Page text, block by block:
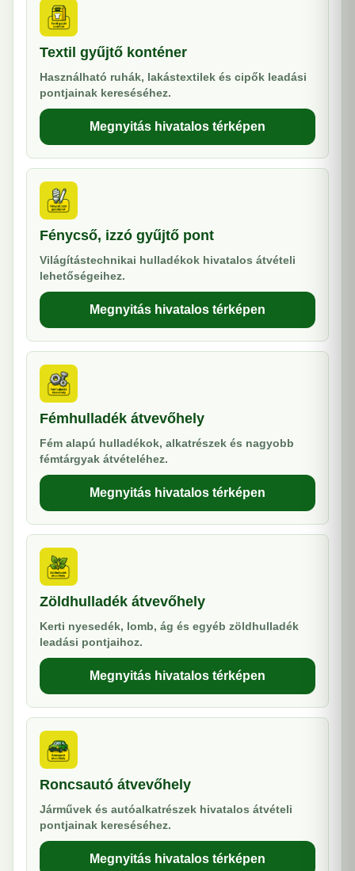
Textil gyűjtő konténer
Használható ruhák, lakástextilek és cipők leadási
pontjainak kereséséhez.
Megnyitás hivatalos térképen
Fénycső, izzó gyűjtő pont
Világítástechnikai hulladékok hivatalos átvételi
lehetőségeihez.
Megnyitás hivatalos térképen
Fémhulladék átvevőhely
Fém alapú hulladékok, alkatrészek és nagyobb
fémtárgyak átvételéhez.
Megnyitás hivatalos térképen
Zöldhulladék átvevőhely
Kerti nyesedék, lomb, ág és egyéb zöldhulladék
leadási pontjaihoz.
Megnyitás hivatalos térképen
Roncsautó átvevőhely
Járművek és autóalkatrészek hivatalos átvételi
pontjainak kereséséhez.
Megnyitás hivatalos térképen